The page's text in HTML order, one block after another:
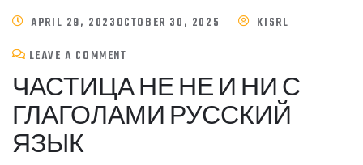
APRIL 29, 2023OCTOBER 30, 2025
KISRL
LEAVE A COMMENT
ЧАСТИЦА НЕ НЕ И НИ С
ГЛАГОЛАМИ РУССКИЙ
ЯЗЫК